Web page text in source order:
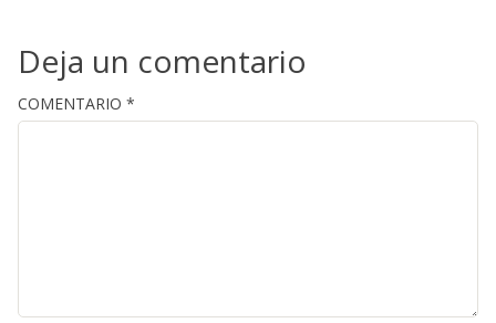
Deja un comentario
COMENTARIO *